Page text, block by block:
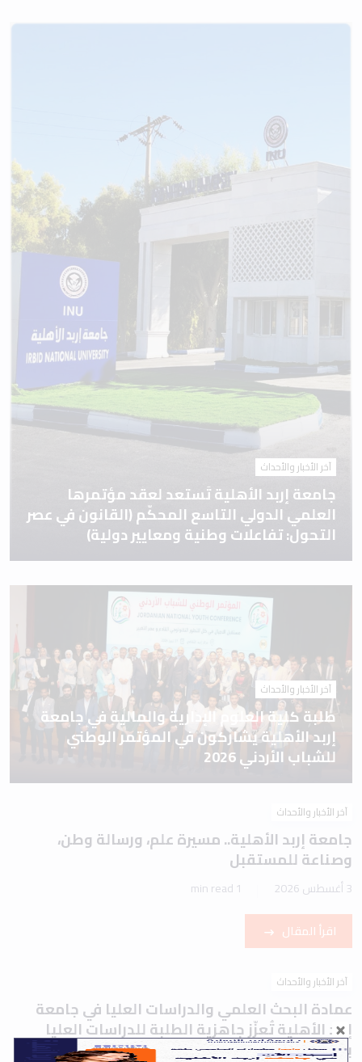
آخر الأخبار والأحداث
جامعة إربد الأهلية تَستعد لعقد مؤتمرها
العلمي الدولي التاسع المحكّم (القانون في عصر
التحول: تفاعلات وطنية ومعايير دولية)
آخر الأخبار والأحداث
طلبة كلية العلوم الإدارية والمالية في جامعة
إربد الأهلية يشاركون في المؤتمر الوطني
للشباب الأردني 2026
آخر الأخبار والأحداث
جامعة إربد الأهلية.. مسيرة علم، ورسالة وطن،
وصناعة للمستقبل
3 أغسطس 2026 1 min read
اقرأ المقال
آخر الأخبار والأحداث
عمادة البحث العلمي والدراسات العليا في جامعة
إربد الأهلية تُعزّز جاهزية الطلبة للدراسات العليا
بورشة تعريفية حول اختباري IELTS وTOEFL